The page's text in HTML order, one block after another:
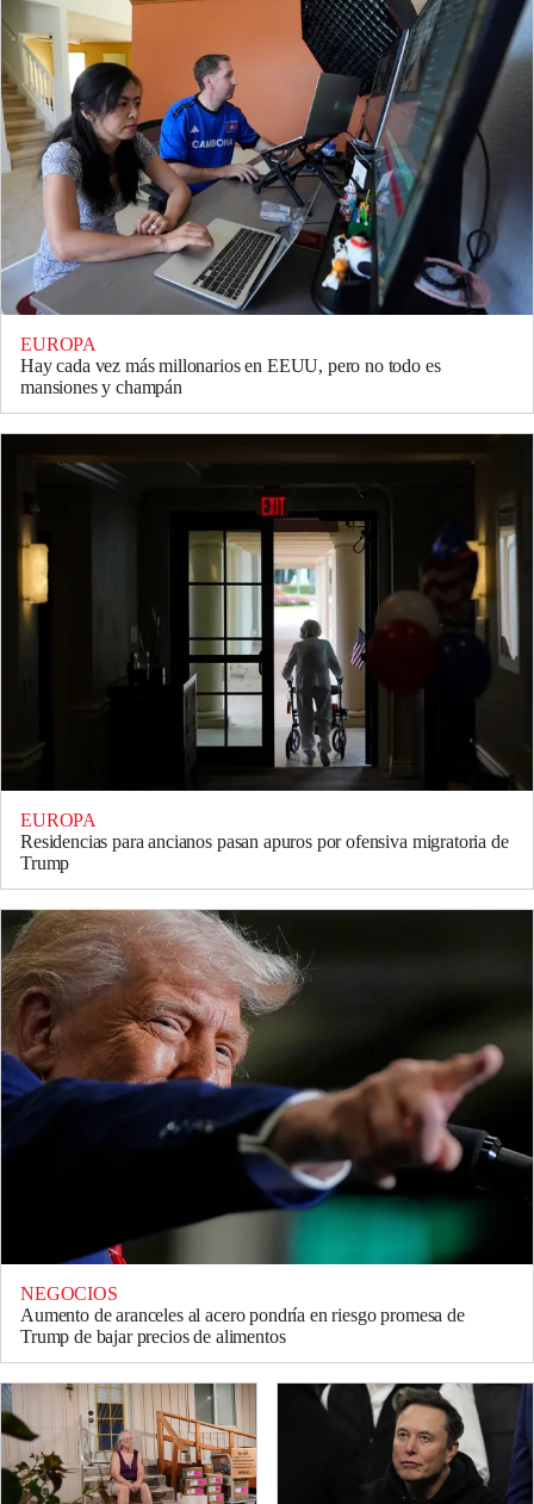
EUROPA
Hay cada vez más millonarios en EEUU, pero no todo es
mansiones y champán
EUROPA
Residencias para ancianos pasan apuros por ofensiva migratoria de
Trump
NEGOCIOS
Aumento de aranceles al acero pondría en riesgo promesa de
Trump de bajar precios de alimentos